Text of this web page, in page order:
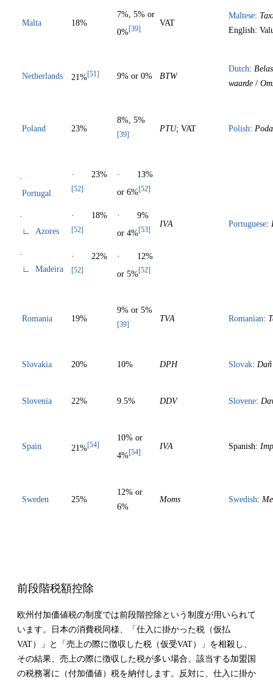
Malta 18%
7%, 5% or
0% [39]
VAT
Maltese:
English:
Netherlands 21% [51] 9% or 0% BTW
Dutch:
waarde /
Poland 23%
8%, 5%
[39]
PTU; VAT Polish:
·
Portugal
·
∟
Azores
·
∟
Madeira
· 23%
[52]
· 18%
[52]
· 22%
[52]
· 13%
or 6% [52]
· 9%
or 4%[53]
· 12%
or 5% [52]
IVA Portuguese:
Romania 19%
9% or 5%
[39]
TVA Romanian:
Slovakia 20% 10% DPH Slovak:
Slovenia 22% 9.5% DDV Slovene:
Spain 21% [54]
10% or
4% [54]
IVA Spanish:
Sweden 25%
12% or
6%
Moms Swedish:
前段階税額控除
欧州付加価値税の制度では前段階控除という制度が用いられて
います。日本の消費税同様、「仕入に掛かった税（仮払
VAT）」と「売上の際に徴収した税（仮受VAT）」を相殺し、
その結果、売上の際に徴収した税が多い場合、該当する加盟国
の税務署に（付加価値）税を納付します。反対に、仕入に掛か